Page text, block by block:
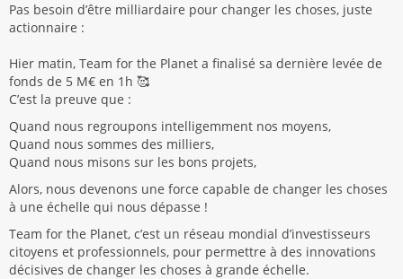
Pas besoin d’être milliardaire pour changer les choses, juste
actionnaire :
Hier matin, Team for the Planet a finalisé sa dernière levée de
fonds de 5 M€ en 1h 🥰
C’est la preuve que :
Quand nous regroupons intelligemment nos moyens,
Quand nous sommes des milliers,
Quand nous misons sur les bons projets,
Alors, nous devenons une force capable de changer les choses
à une échelle qui nous dépasse !
Team for the Planet, c’est un réseau mondial d’investisseurs
citoyens et professionnels, pour permettre à des innovations
décisives de changer les choses à grande échelle.